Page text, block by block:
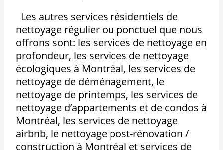
Les autres services résidentiels de
nettoyage régulier ou ponctuel que nous
offrons sont: les services de nettoyage en
profondeur, les services de nettoyage
écologiques à Montréal, les services de
nettoyage de déménagement, le
nettoyage de printemps, les services de
nettoyage d’appartements et de condos à
Montréal, les services de nettoyage
airbnb, le nettoyage post-rénovation /
construction à Montréal et services de